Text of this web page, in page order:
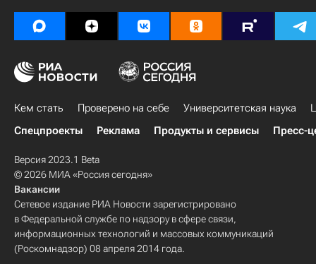
Кем стать Проверено на себе Университетская наука
Спецпроекты
Реклама Продукты и сервисы Пресс-
Версия 2023.1 Beta
© 2026 МИА «Россия сегодня»
Вакансии
Сетевое издание РИА Новости зарегистрировано
в Федеральной службе по надзору в сфере связи,
информационных технологий и массовых коммуникаций
(Роскомнадзор) 08 апреля 2014 года.